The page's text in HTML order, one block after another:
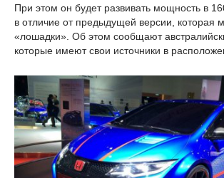
При этом он будет развивать мощность в
в отличие от предыдущей версии, которая
«лошадки». Об этом сообщают
которые имеют свои источники в